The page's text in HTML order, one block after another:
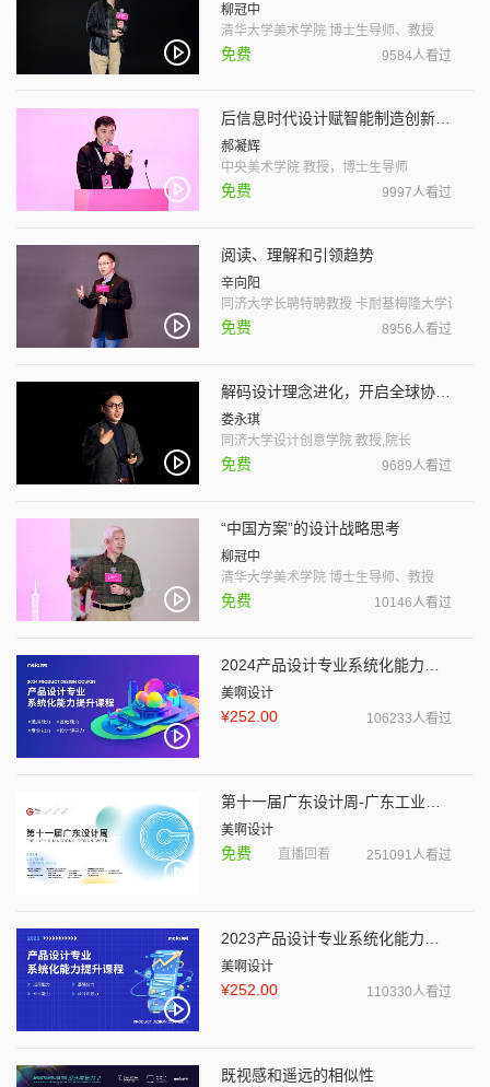
柳冠中
清华大学美术学院 博士生导师、教授
免费 9584人看过
郝凝辉
中央美术学院 教授，博士生导师
免费 9997人看过
阅读、理解和引领趋势
辛向阳
同济大学长聘特聘教授 卡耐基梅隆大学设计
免费 8956人看过
娄永琪
同济大学设计创意学院 教授,院长
免费 9689人看过
“中国方案”的设计战略思考
柳冠中
清华大学美术学院 博士生导师、教授
免费 10146人看过
美啊设计
¥252.00 106233人看过
美啊设计
免费 直播回看 251091人看过
美啊设计
¥252.00 110330人看过
既视感和遥远的相似性